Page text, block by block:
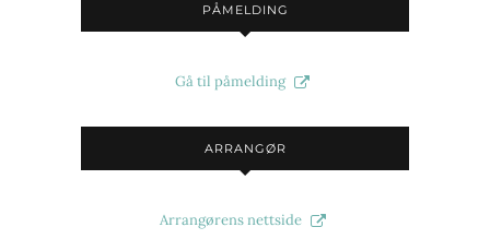
PÅMELDING
Gå til påmelding
ARRANGØR
Arrangørens nettside